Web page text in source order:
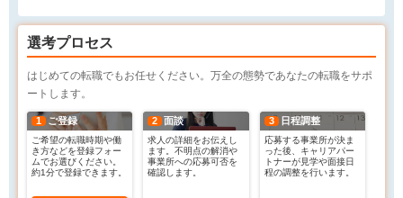
選考プロセス
はじめての転職でもお任せください。万全の態勢であなたの転職をサポ
ートします。
1 ご登録
ご希望の転職時期や働
き方などを登録フォー
ムでお選びください。
約1分で登録できます。
2 面談
求人の詳細をお伝えし
ます。不明点の解消や
事業所への応募可否を
確認します。
3 日程調整
応募する事業所が決ま
った後、キャリアパー
トナーが見学や面接日
程の調整を行います。